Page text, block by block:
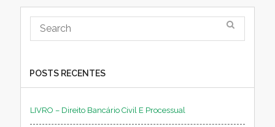
POSTS RECENTES
LIVRO – Direito Bancário Civil E Processual